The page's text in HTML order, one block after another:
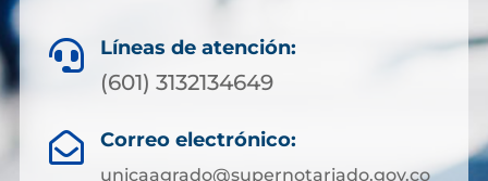
 Líneas de atención:
(601) 3132134649
 Correo electrónico:
unicaagrado@supernotariado.gov.co